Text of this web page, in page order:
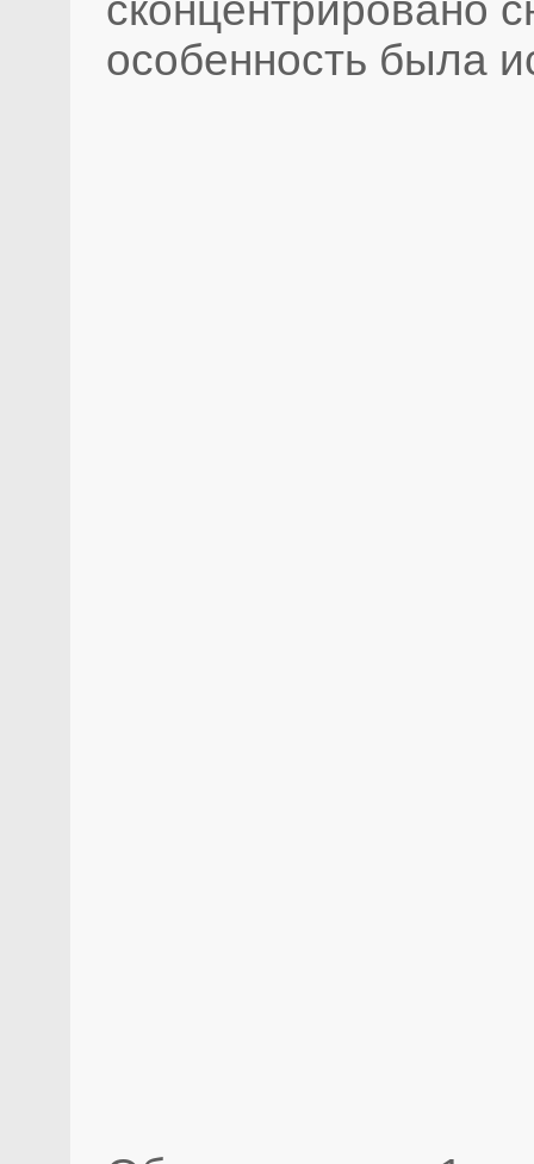
сконцентрировано
особенность была